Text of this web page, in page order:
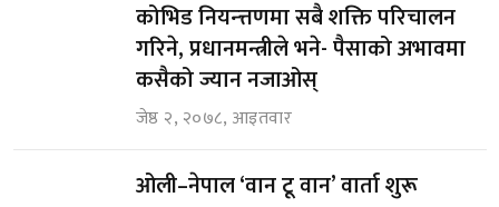
कोभिड नियन्त्तणमा सबै शक्ति परिचालन
गरिने, प्रधानमन्त्रीले भने- पैसाको अभावमा
कसैको ज्यान नजाओस्
जेष्ठ २, २०७८, आइतवार
ओली–नेपाल ‘वान टू वान’ वार्ता शुरू